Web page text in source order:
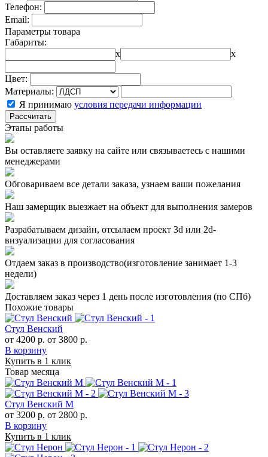
Телефон:
Email:
Параметры товара
Габариты:
x
x
Цвет:
Материалы:
Я принимаю условия передачи информации
Рассчитать
Этапы работы
Вы оставляете заявку на сайте или связываетесь с нашими
менеджерами
Обговариваем все детали заказа, узнаем ваши пожелания
Наш замерщик выезжает на объект для выполнения замеров
Разрабатываем дизайн, отсылаем проект 3d или 2d-
визуализации для согласования
Отдаем заказ в производство(изготовление занимает 1-3
недели)
Доставляем заказ через 1 день после изготовления (по СПб)
Похожие товары
Стул Венский
от 4200 р. от 3800 р.
В корзину
Купить в 1 клик
Товар месяца
Стул Венский М
от 3200 р. от 2800 р.
В корзину
Купить в 1 клик